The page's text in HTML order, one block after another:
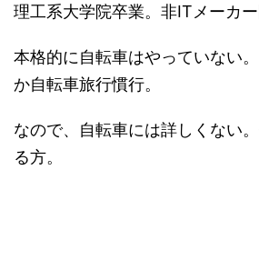
理工系大学院卒業。非ITメーカー
本格的に自転車はやっていない
か自転車旅行慣行。
なので、自転車には詳しくない
る方。